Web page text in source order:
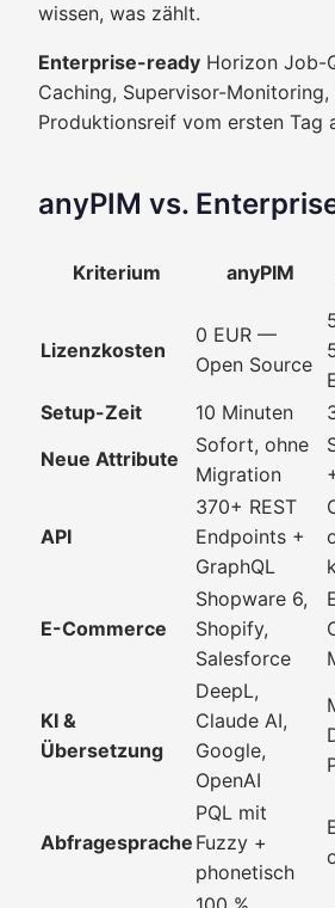
wissen, was zählt.
Enterprise-ready Horizon Job-
Caching, Supervisor-
Produktionsreif vom ersten Tag
anyPIM vs.
Kriterium anyPIM
Lizenzkosten
0 EUR —
Open Source
Setup-Zeit
10 Minuten
Neue Attribute
Sofort, ohne
Migration
API
370+ REST
Endpoints +
GraphQL
E-Commerce
Shopware 6,
Shopify,
Salesforce
KI &
Übersetzung
DeepL,
Claude AI,
Google,
OpenAI
Abfragesprache
PQL mit
Fuzzy +
phonetisch